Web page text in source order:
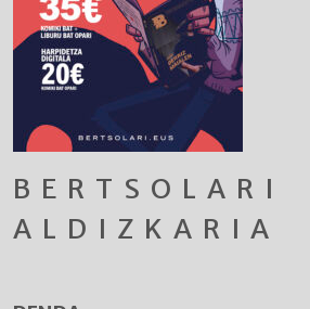
BERTSOLARI
ALDIZKARIA